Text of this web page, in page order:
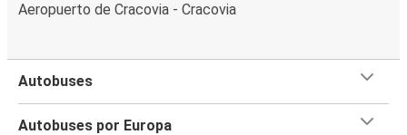
Aeropuerto de Cracovia - Cracovia
Autobuses
Autobuses por Europa